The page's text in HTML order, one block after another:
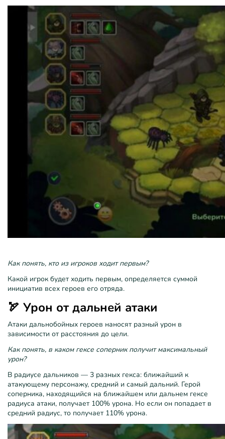
Как понять, кто из игроков ходит первым?
Какой игрок будет ходить первым, определяется суммой
инициатив всех героев его отряда.
🏹 Урон от дальней атаки
Атаки дальнобойных героев наносят разный урон в
зависимости от расстояния до цели.
Как понять, в каком гексе соперник получит максимальный
урон?
В радиусе дальников — 3 разных гекса: ближайший к
атакующему персонажу, средний и самый дальний. Герой
соперника, находящийся на ближайшем или дальнем гексе
радиуса атаки, получает 100% урона. Но если он попадает в
средний радиус, то получает 110% урона.